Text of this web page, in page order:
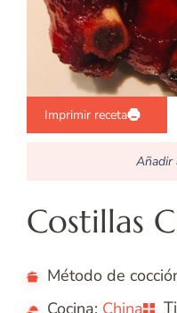
Imprimir receta
Añadir
Costillas
Método de